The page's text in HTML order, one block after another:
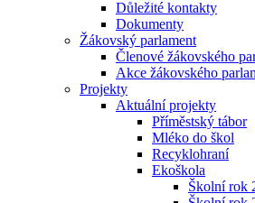
Důležité kontakty
Dokumenty
Žákovský parlament
Členové žákovského
Akce žákovského
Projekty
Aktuální projekty
Příměstský tábor
Mléko do škol
Recyklohraní
Ekoškola
Školní rok